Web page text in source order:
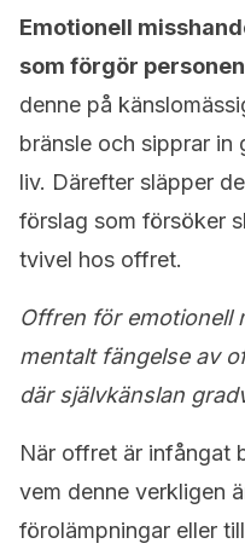
Emotionell
som förgör
denne på
bränsle och sipprar in
liv. Därefter släpper
förslag som försöker
tvivel hos offret.
Offren för emotionell
mentalt fängelse av
där självkänslan
När offret är infångat
vem denne verkligen
förolämpningar eller